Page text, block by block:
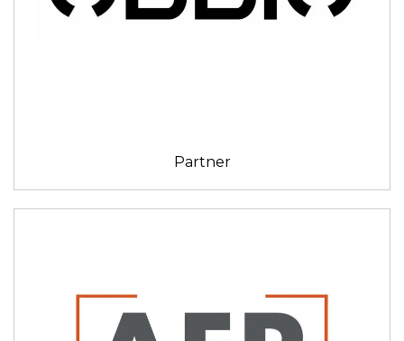
Partner